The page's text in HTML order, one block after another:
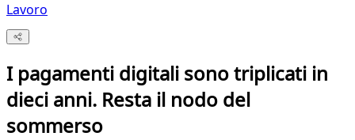
Lavoro
I pagamenti digitali sono triplicati in
dieci anni. Resta il nodo del
sommerso